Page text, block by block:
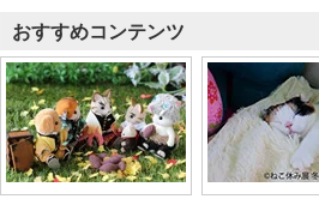
おすすめコンテンツ